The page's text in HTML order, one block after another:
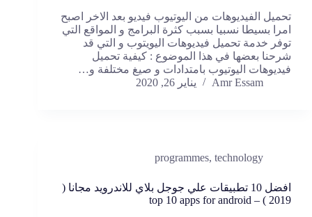
تحميل الفيديوهات من اليوتيوب فيديو بعد الاخر اصبح
امرا بسيطا نسبيا بسبب كثرة البرامج و المواقع التي
توفر خدمة تحميل فيديوهات اليويتوب و التي قد
شرحنا بعضها في هذا الموضوع : كيفية تحميل
فيديوهات اليوتيوب بامتدادات و صيغ مختلفة و…
Amr Essam
يناير 26, 2020
programmes, technology
افضل 10 تطبيقات علي جوجل بلاي للاندرويد مجانا (
2019 ) – top 10 apps for android